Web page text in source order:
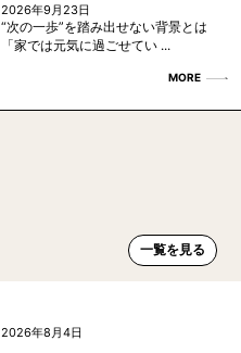
2026年9月23日
“次の一歩”を踏み出せない背景とは
「家では元気に過ごせてい ...
MORE
一覧を見る
2026年8月4日